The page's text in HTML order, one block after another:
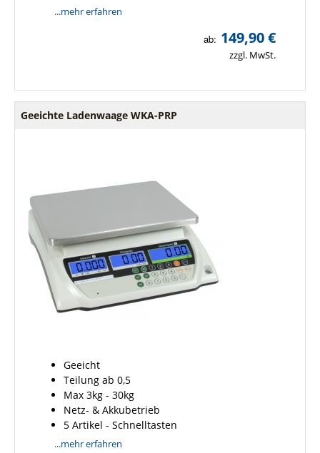
...mehr erfahren
ab: 149,90 €
zzgl. MwSt.
Geeichte Ladenwaage WKA-PRP
Geeicht
Teilung ab 0,5
Max 3kg - 30kg
Netz- & Akkubetrieb
5 Artikel - Schnelltasten
...mehr erfahren